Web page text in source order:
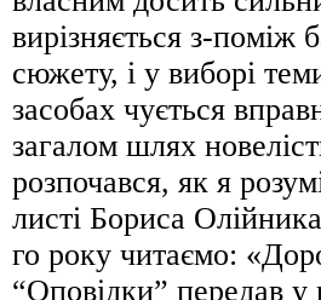
вирізняється з-поміж
сюжету, і у виборі
засобах чується
загалом шлях
розпочався, як я
листі Бориса
го року читаємо:
“Оповідки” передав